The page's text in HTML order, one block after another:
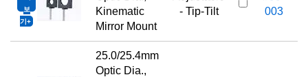
보
기
Kinematic
Mirror Mount
- Tip-Tilt
003
25.0/25.4mm
Optic Dia.,